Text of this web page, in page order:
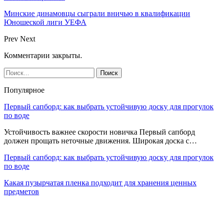
Минские динамовцы сыграли вничью в квалификации
Юношеской лиги УЕФА
Prev Next
Комментарии закрыты.
Популярное
Первый сапборд: как выбрать устойчивую доску для прогулок
по воде
Устойчивость важнее скорости новичка Первый сапборд
должен прощать неточные движения. Широкая доска с…
Первый сапборд: как выбрать устойчивую доску для прогулок
по воде
Какая пузырчатая пленка подходит для хранения ценных
предметов